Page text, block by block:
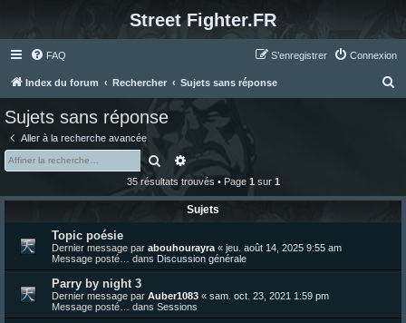
Street Fighter.FR
FAQ Connexion
S’enregistrer
Index du forum Rechercher Sujets sans réponse
Sujets sans réponse
Aller à la recherche avancée
RechercherRecherche avancée
35 résultats trouvés • Page 1 sur 1
Sujets
Topic poésie
Dernier message par abouhourayra « jeu. août 14, 2025 9:55 am
Message posté… dans Discussion générale
Parry by night 3
Dernier message par Auber1083 « sam. oct. 23, 2021 1:59 pm
Message posté… dans Sessions